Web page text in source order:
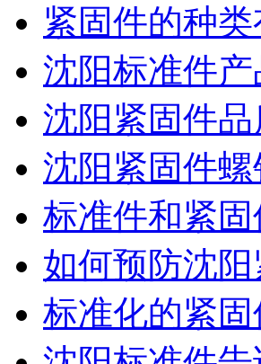
紧固件的种
沈阳标准件
沈阳紧固件
沈阳紧固件
标准件和紧
如何预防沈
标准化的紧